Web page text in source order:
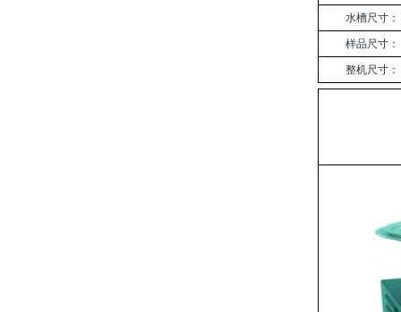
水槽尺寸：
样品尺寸：
整机尺寸：